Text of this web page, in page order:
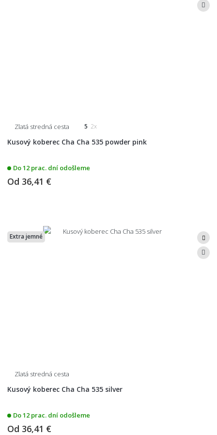
Zlatá stredná cesta 5 2x
Kusový koberec Cha Cha 535 powder pink
Do 12 prac. dní odošleme
Od 36,41 €
Extra jemné
Zlatá stredná cesta
Kusový koberec Cha Cha 535 silver
Do 12 prac. dní odošleme
Od 36,41 €